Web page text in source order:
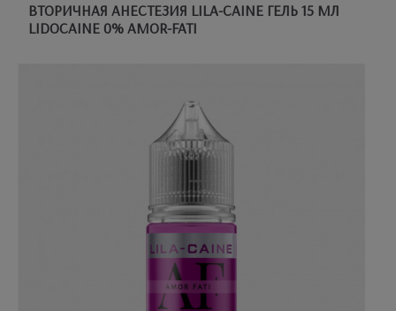
ВТОРИЧНАЯ АНЕСТЕЗИЯ LILA-CAINE ГЕЛЬ 15 МЛ
LIDOCAINE 0% AMOR-FATI